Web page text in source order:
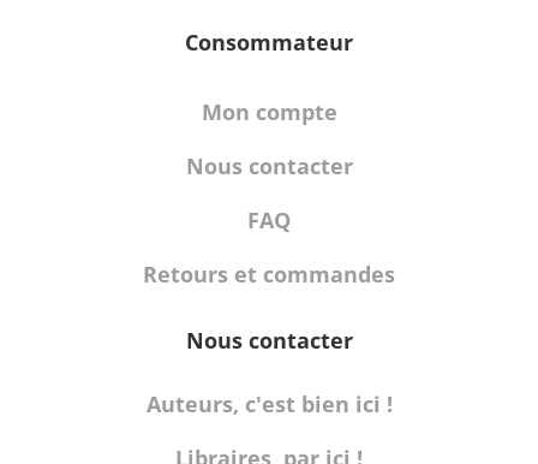
Consommateur
Mon compte
Nous contacter
FAQ
Retours et commandes
Nous contacter
Auteurs, c'est bien ici !
Libraires, par ici !